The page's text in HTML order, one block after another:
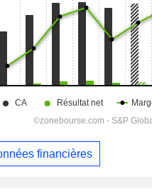
financières